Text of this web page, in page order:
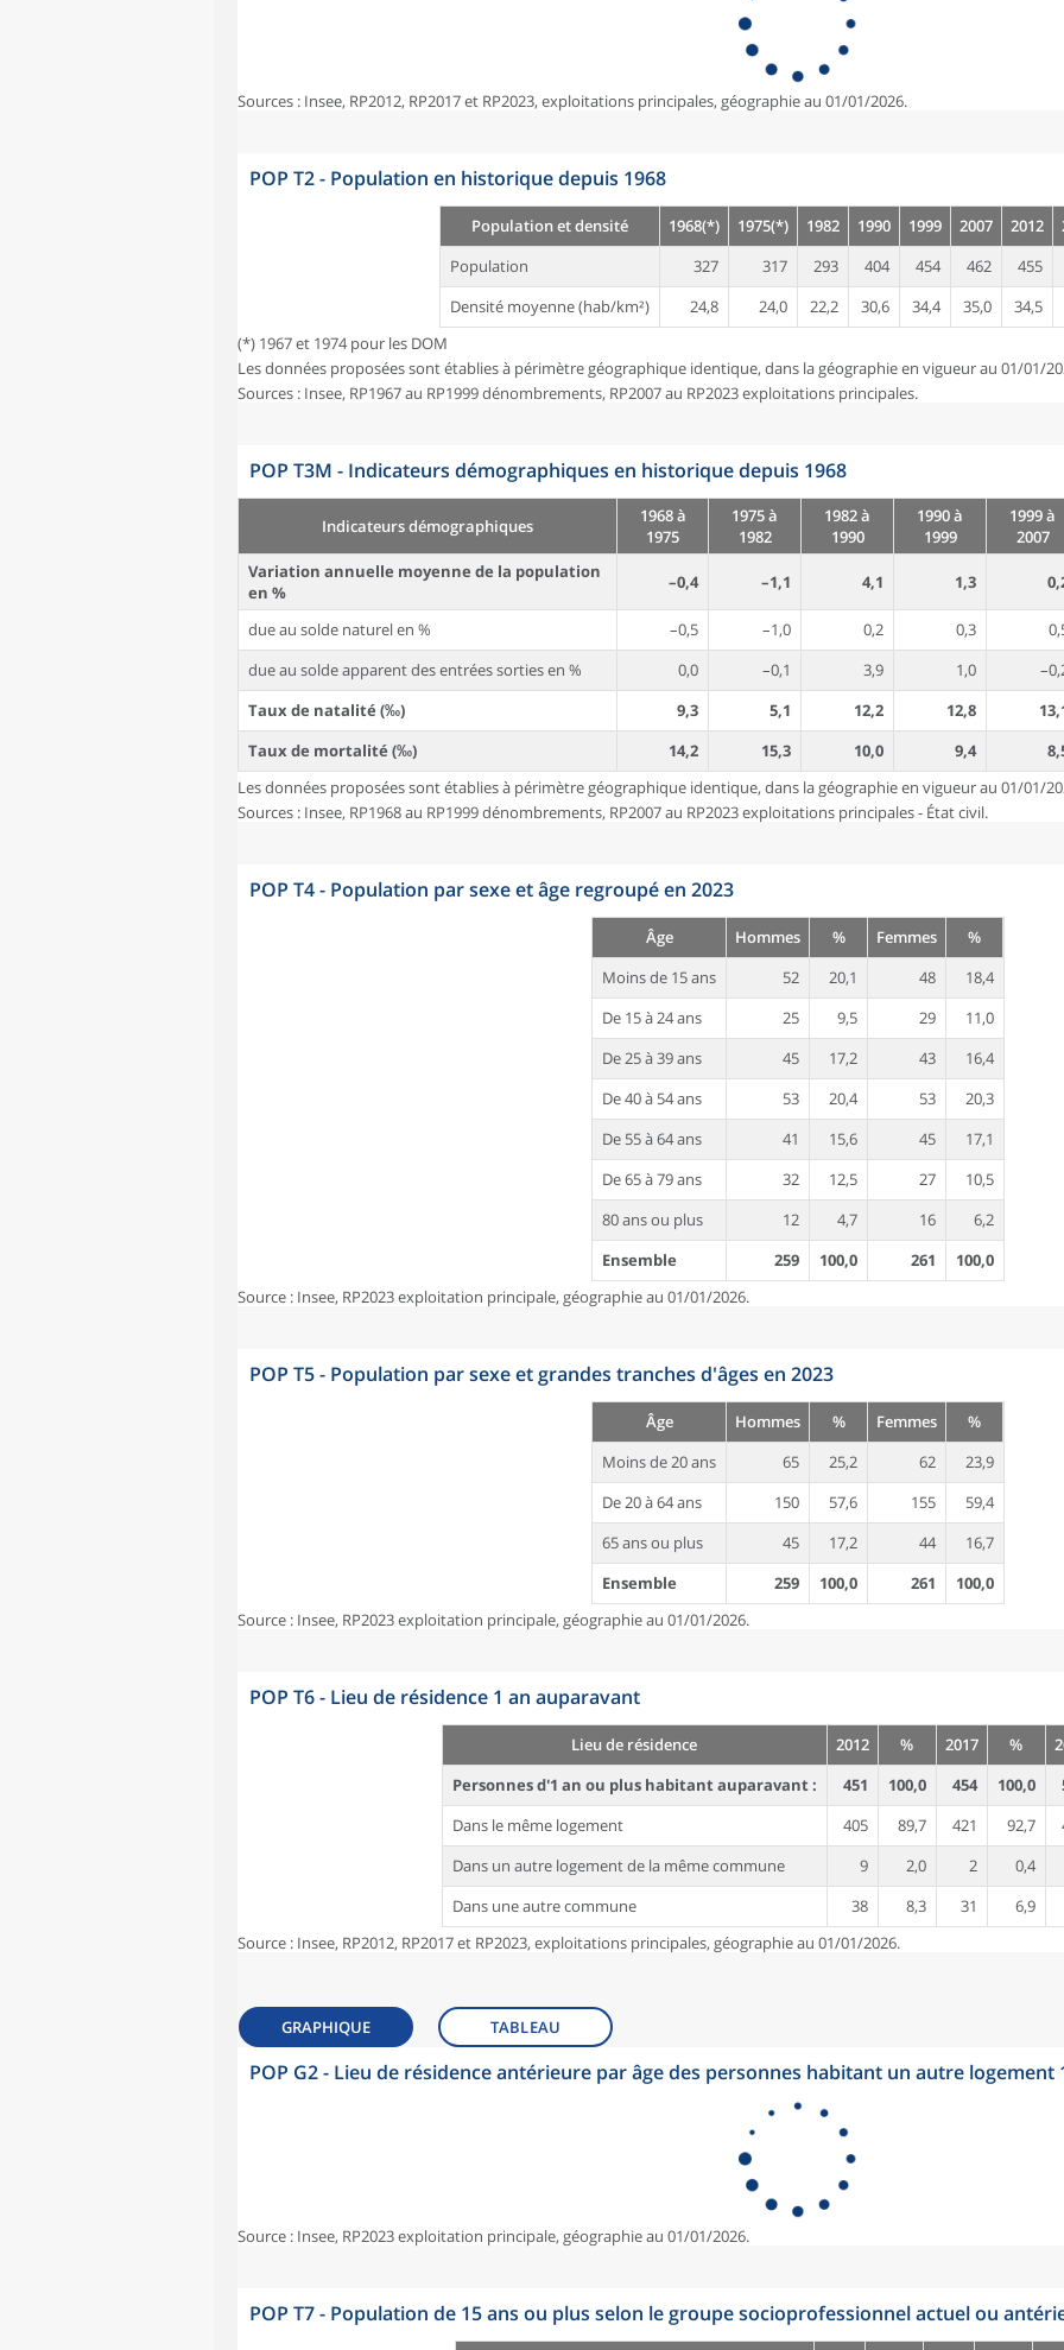
Sources : Insee, RP2012, RP2017 et RP2023, exploitations principales, géographie au 01/01/2026.
POP T2 - Population en historique depuis 1968
Population et densité 1968(*) 1975(*) 1982 1990 1999 2007 2012
Population
327 317 293 404 454 462
455
Densité moyenne (hab/km²)
24,8 24,0 22,2 30,6 34,4 35,0
34,5
(*) 1967 et 1974 pour les DOM
Les données proposées sont établies à périmètre géographique identique, dans la géographie en vigueur au 01/01/
Sources : Insee, RP1967 au RP1999 dénombrements, RP2007 au RP2023 exploitations principales.
POP T3M - Indicateurs démographiques en historique depuis 1968
Indicateurs démographiques
1968 à
1975
1975 à
1982
1982 à
1990
1990 à
1999
1999 à
2007
Variation annuelle moyenne de la population
en %
–0,4 –1,1 4,1 1,3
due au solde naturel en % –0,5 –1,0 0,2 0,3
due au solde apparent des entrées sorties en %
0,0 –0,1 3,9 1,0
Taux de natalité (‰)
9,3 5,1 12,2 12,8
Taux de mortalité (‰)
14,2 15,3 10,0 9,4
Les données proposées sont établies à périmètre géographique identique, dans la géographie en vigueur au 01/01/
Sources : Insee, RP1968 au RP1999 dénombrements, RP2007 au RP2023 exploitations principales - État civil.
POP T4 - Population par sexe et âge regroupé en 2023
Âge Hommes % Femmes
%
Moins de 15 ans
52 20,1 48
18,4
De 15 à 24 ans
25 9,5 29
11,0
De 25 à 39 ans
45 17,2 43
16,4
De 40 à 54 ans
53 20,4 53
20,3
De 55 à 64 ans
41 15,6 45
17,1
De 65 à 79 ans
32 12,5 27
10,5
80 ans ou plus
12 4,7 16
6,2
Ensemble
259 100,0 261
100,0
Source : Insee, RP2023 exploitation principale, géographie au 01/01/2026.
POP T5 - Population par sexe et grandes tranches d'âges en 2023
Âge Hommes % Femmes
%
Moins de 20 ans
65 25,2 62
23,9
De 20 à 64 ans
150 57,6 155
59,4
65 ans ou plus
45 17,2 44
16,7
Ensemble
259 100,0 261
100,0
Source : Insee, RP2023 exploitation principale, géographie au 01/01/2026.
POP T6 - Lieu de résidence 1 an auparavant
Lieu de résidence 2012 % 2017 %
Personnes d'1 an ou plus habitant auparavant :
451 100,0 454 100,0
Dans le même logement
405 89,7 421 92,7
Dans un autre logement de la même commune
9 2,0 2
0,4
Dans une autre commune
38 8,3 31
6,9
Source : Insee, RP2012, RP2017 et RP2023, exploitations principales, géographie au 01/01/2026.
GRAPHIQUE TABLEAU
POP G2 - Lieu de résidence antérieure par âge des personnes habitant un autre logement
Source : Insee, RP2023 exploitation principale, géographie au 01/01/2026.
POP T7 - Population de 15 ans ou plus selon le groupe socioprofessionnel actuel ou